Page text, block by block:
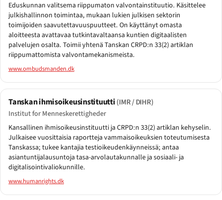
Eduskunnan valitsema riippumaton valvontainstituutio. Käsittelee
julkishallinnon toimintaa, mukaan lukien julkisen sektorin
toimijoiden saavutettavuuspuutteet. On käyttänyt omasta
aloitteesta avattavaa tutkintavaltaansa kuntien digitaalisten
palvelujen osalta. Toimii yhtenä Tanskan CRPD:n 33(2) artiklan
riippumattomista valvontamekanismeista.
www.ombudsmanden.dk
Tanskan ihmisoikeusinstituutti(IMR / DIHR)
Institut for Menneskerettigheder
Kansallinen ihmisoikeusinstituutti ja CRPD:n 33(2) artiklan kehyselin.
Julkaisee vuosittaisia raportteja vammaisoikeuksien toteutumisesta
Tanskassa; tukee kantajia testioikeudenkäynneissä; antaa
asiantuntijalausuntoja tasa-arvolautakunnalle ja sosiaali- ja
digitalisointivaliokunnille.
www.humanrights.dk